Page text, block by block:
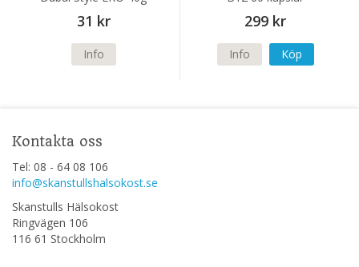
31 kr
Info
299 kr
Info Köp
Kontakta oss
Tel: 08 - 64 08 106
info@skanstullshalsokost.se
Skanstulls Hälsokost
Ringvägen 106
116 61 Stockholm